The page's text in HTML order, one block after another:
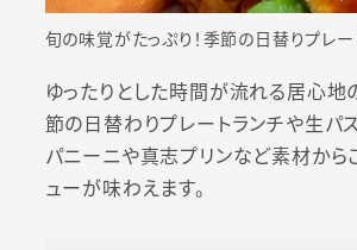
旬の味覚がたっぷり！季節の日替りプレー
ゆったりとした時間が流れる居心地
節の日替わりプレートランチや生パ
パニーニや真志プリンなど素材から
ューが味わえます。